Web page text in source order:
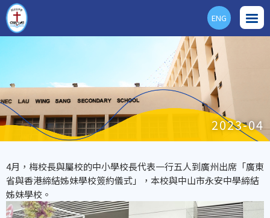
ENG
2023-04
4月，梅校長與屬校的中小學校長代表一行五人到廣州出席「廣東
省與香港締結姊妹學校簽約儀式」，本校與中山市永安中學締結
姊妹學校。